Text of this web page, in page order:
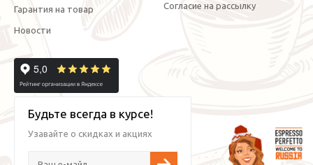
Гарантия на товар
Новости
Согласие на рассылку
Будьте всегда в курсе!
Узавайте о скидках и акциях